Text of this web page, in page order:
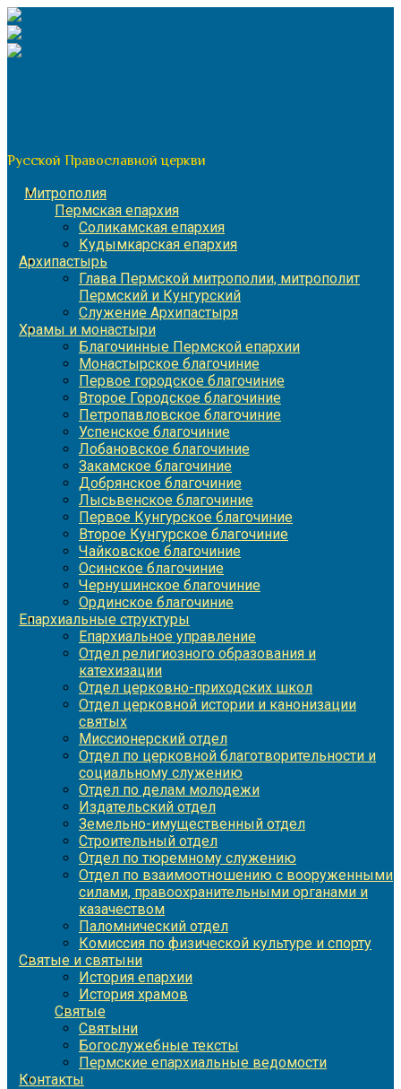
Перейти
к
содержимому
Русской Православной церкви
Митрополия
Пермская епархия
Соликамская епархия
Кудымкарская епархия
Архипастырь
Глава Пермской митрополии, митрополит
Пермский и Кунгурский
Служение Архипастыря
Храмы и монастыри
Благочинные Пермской епархии
Монастырское благочиние
Первое городское благочиние
Второе Городское благочиние
Петропавловское благочиние
Успенское благочиние
Лобановское благочиние
Закамское благочиние
Добрянское благочиние
Лысьвенское благочиние
Первое Кунгурское благочиние
Второе Кунгурское благочиние
Чайковское благочиние
Осинское благочиние
Чернушинское благочиние
Ординское благочиние
Епархиальные структуры
Епархиальное управление
Отдел религиозного образования и
катехизации
Отдел церковно-приходских школ
Отдел церковной истории и канонизации
святых
Миссионерский отдел
Отдел по церковной благотворительности и
социальному служению
Отдел по делам молодежи
Издательский отдел
Земельно-имущественный отдел
Строительный отдел
Отдел по тюремному служению
Отдел по взаимоотношению с вооруженными
силами, правоохранительными органами и
казачеством
Паломнический отдел
Комиссия по физической культуре и спорту
Святые и святыни
История епархии
История храмов
Святые
Святыни
Богослужебные тексты
Пермские епархиальные ведомости
Контакты